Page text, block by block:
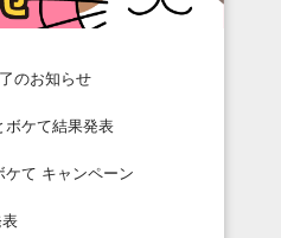
のお知らせ
ボケて結果発表
ケて キャンペーン